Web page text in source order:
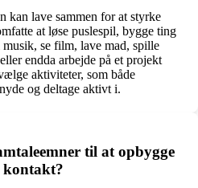
kan lave sammen for at styrke
at løse puslespil, bygge ting
se film, lave mad, spille
endda arbejde på et projekt
aktiviteter, som både
og deltage aktivt i.
til at opbygge
kontakt?